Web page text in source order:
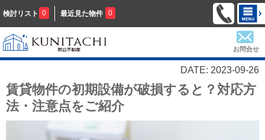
検討リスト 0 最近見た物件 0
お問合せ
DATE: 2023-09-26
賃貸物件の初期設備が破損すると？対応方
法・注意点をご紹介